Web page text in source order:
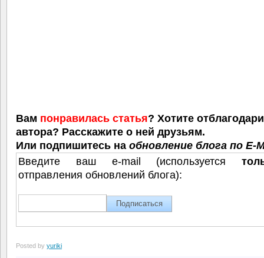
Вам понравилась статья? Хотите
автора? Расскажите о ней друзьям.
Или подпишитесь на обновление блога по E-
Введите ваш e-mail (используется
отправления обновлений блога):
Posted by yuriki